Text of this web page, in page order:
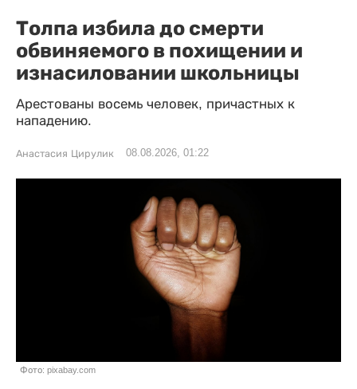
Толпа избила до смерти
обвиняемого в похищении и
изнасиловании школьницы
Арестованы восемь человек, причастных к
нападению.
Анастасия Цирулик 08.08.2026, 01:22
Фото: pixabay.com